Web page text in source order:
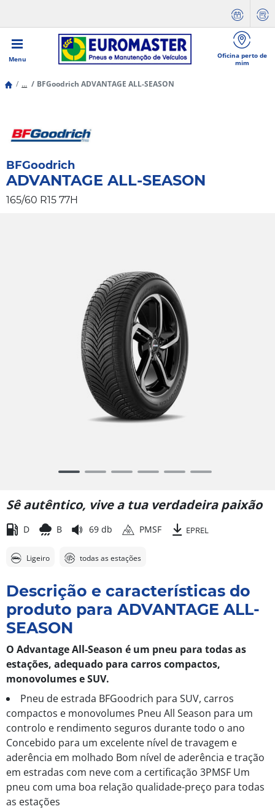
Menu
Oficina perto de
mim
... BFGoodrich ADVANTAGE ALL-SEASON
BFGoodrich
ADVANTAGE ALL-SEASON
165/60 R15 77H
6
Sê autêntico, vive a tua verdadeira paixão
D B 69 db PMSF EPREL
Ligeiro todas as estações
Descrição e características do
produto para ADVANTAGE ALL-
SEASON
O Advantage All-Season é um pneu para todas as
estações, adequado para carros compactos,
monovolumes e SUV.
Pneu de estrada BFGoodrich para SUV, carros
compactos e monovolumes Pneu All Season para um
controlo e rendimento seguros durante todo o ano
Concebido para um excelente nível de travagem e
aderência em molhado Bom nível de aderência e tração
em estradas com neve com a certificação 3PMSF Um
pneu com uma boa relação qualidade-preço para todas
as estações